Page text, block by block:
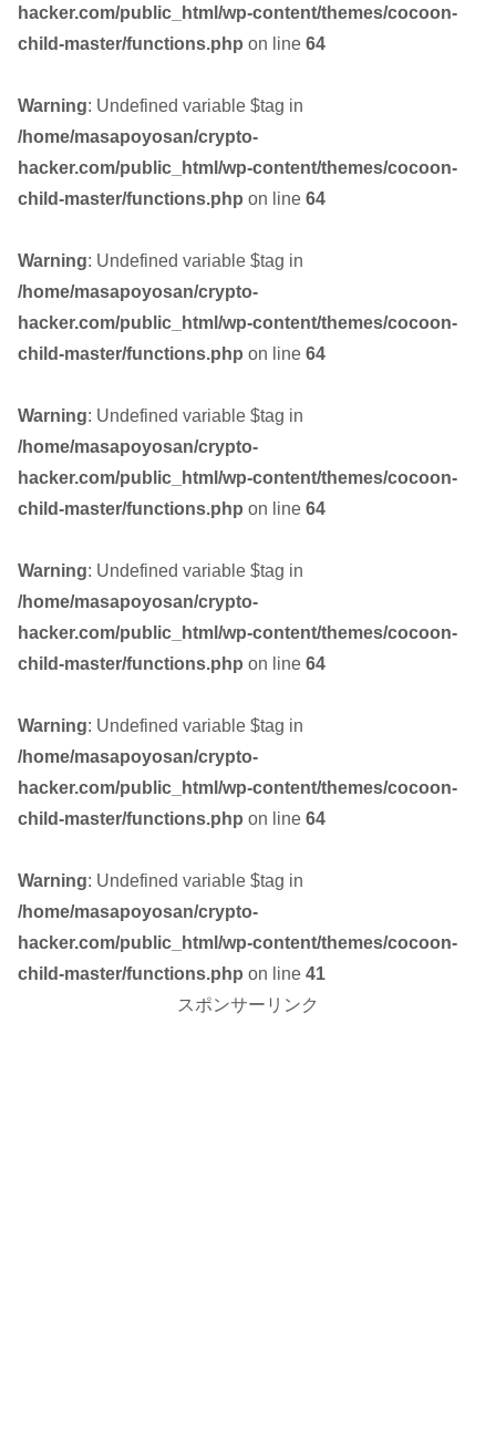
hacker.com/public_html/wp-content/themes/cocoon-
child-master/functions.php on line 64
Warning: Undefined variable $tag in
/home/masapoyosan/crypto-
hacker.com/public_html/wp-content/themes/cocoon-
child-master/functions.php on line 64
Warning: Undefined variable $tag in
/home/masapoyosan/crypto-
hacker.com/public_html/wp-content/themes/cocoon-
child-master/functions.php on line 64
Warning: Undefined variable $tag in
/home/masapoyosan/crypto-
hacker.com/public_html/wp-content/themes/cocoon-
child-master/functions.php on line 64
Warning: Undefined variable $tag in
/home/masapoyosan/crypto-
hacker.com/public_html/wp-content/themes/cocoon-
child-master/functions.php on line 64
Warning: Undefined variable $tag in
/home/masapoyosan/crypto-
hacker.com/public_html/wp-content/themes/cocoon-
child-master/functions.php on line 64
Warning: Undefined variable $tag in
/home/masapoyosan/crypto-
hacker.com/public_html/wp-content/themes/cocoon-
child-master/functions.php on line 41
スポンサーリンク